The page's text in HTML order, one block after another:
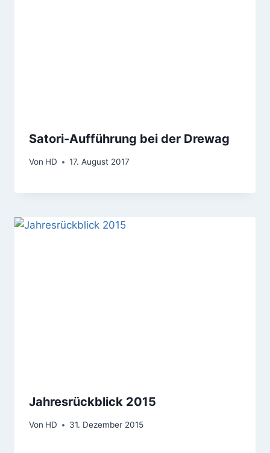
Satori-Aufführung bei der Drewag
Von HD 17. August 2017
Jahresrückblick 2015
Von HD 31. Dezember 2015